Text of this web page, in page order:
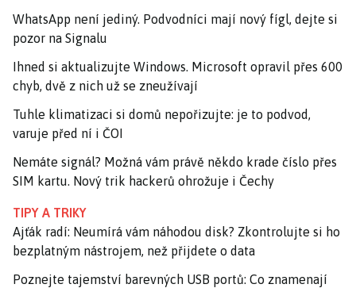
WhatsApp není jediný. Podvodníci mají nový fígl, dejte si
pozor na Signalu
Ihned si aktualizujte Windows. Microsoft opravil přes 600
chyb, dvě z nich už se zneužívají
Tuhle klimatizaci si domů nepořizujte: je to podvod,
varuje před ní i ČOI
Nemáte signál? Možná vám právě někdo krade číslo přes
SIM kartu. Nový trik hackerů ohrožuje i Čechy
TIPY A TRIKY
Ajťák radí: Neumírá vám náhodou disk? Zkontrolujte si ho
bezplatným nástrojem, než přijdete o data
Poznejte tajemství barevných USB portů: Co znamenají